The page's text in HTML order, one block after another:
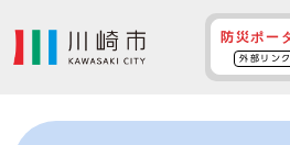
防災ポー
外部リンク